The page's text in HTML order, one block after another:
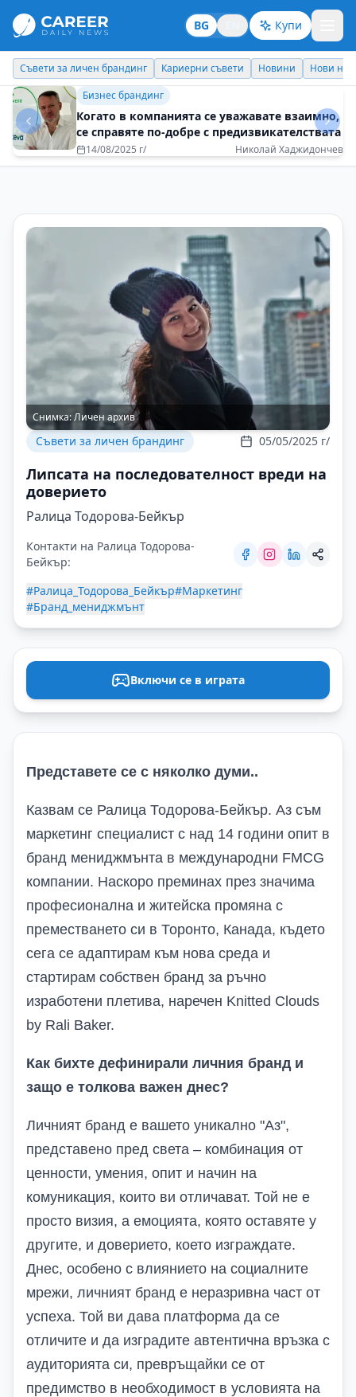
BG Купи
Кариерни съвети Новини Нови назначения Днес празнува
Личен брандинг
Не се страхувайте да искате повече от
живота
16/12/2025 г/ Виктория Игбаубоа
Снимка:Личен архив
Съвети за личен брандинг 05/05/2025 г/
Липсата на последователност вреди на
доверието
Ралица Тодорова-Бейкър
Контакти на Ралица Тодорова-
Бейкър:
#Ралица_Тодорова_Бейкър#Маркетинг
#Бранд_мениджмънт
Включи се в играта
Представете се с няколко думи..
Казвам се Ралица Тодорова-Бейкър. Аз съм
маркетинг специалист с над 14 години опит в
бранд мениджмънта в международни FMCG
компании. Наскоро преминах през значима
професионална и житейска промяна с
преместването си в Торонто, Канада, където
сега се адаптирам към нова среда и
стартирам собствен бранд за ръчно
изработени плетива, наречен Knitted Clouds
by Rali Baker.
Как бихте дефинирали личния бранд и
защо е толкова важен днес?
Личният бранд е вашето уникално "Аз",
представено пред света – комбинация от
ценности, умения, опит и начин на
комуникация, които ви отличават. Той не е
просто визия, а емоцията, която оставяте у
другите, и доверието, което изграждате.
Днес, особено с влиянието на социалните
мрежи, личният бранд е неразривна част от
успеха. Той ви дава платформа да се
отличите и да изградите автентична връзка с
аудиторията си, превръщайки се от
предимство в необходимост в условията на